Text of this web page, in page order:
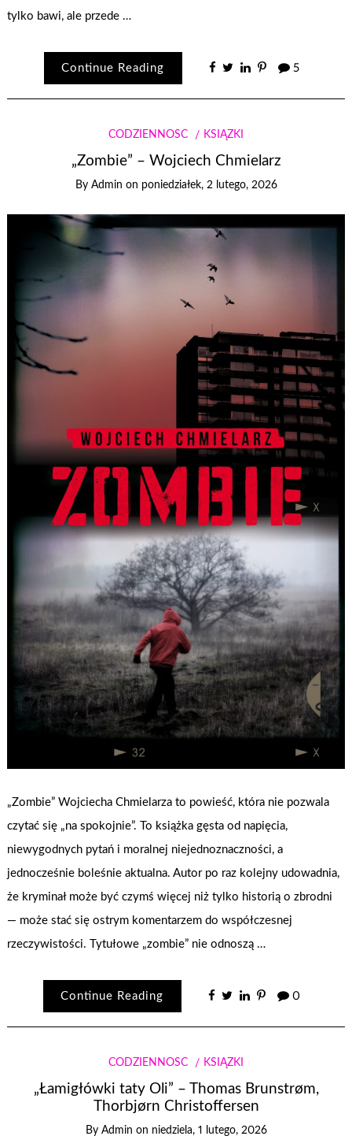
tylko bawi, ale przede …
Continue Reading 5
CODZIENNOŚĆ KSIĄŻKI
„Zombie” – Wojciech Chmielarz
By Admin on poniedziałek, 2 lutego, 2026
„Zombie” Wojciecha Chmielarza to powieść, która nie pozwala
czytać się „na spokojnie”. To książka gęsta od napięcia,
niewygodnych pytań i moralnej niejednoznaczności, a
jednocześnie boleśnie aktualna. Autor po raz kolejny udowadnia,
że kryminał może być czymś więcej niż tylko historią o zbrodni
— może stać się ostrym komentarzem do współczesnej
rzeczywistości. Tytułowe „zombie” nie odnoszą …
Continue Reading 0
CODZIENNOŚĆ KSIĄŻKI
„Łamigłówki taty Oli” – Thomas Brunstrøm,
Thorbjørn Christoffersen
By Admin on niedziela, 1 lutego, 2026